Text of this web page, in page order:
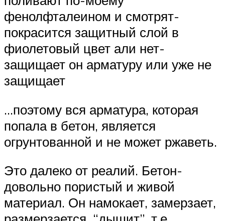
фенолфталеином и смотрят-
покрасится защитный слой в
фиолетовый цвет али нет-
защищает он арматуру или уже не
защищает
…поэтому вся арматура, которая
попала в бетон, является
огрунтованной и не может ржаветь.
Это далеко от реалий. Бетон-
довольно пористый и живой
материал. Он намокает, замерзает,